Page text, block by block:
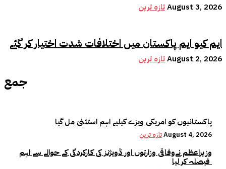
تازہ ترینAugust 3, 2026
ایم کیو ایم پاکستان میں اختلافات شدت اختیار کر گئے
تازہ ترینAugust 2, 2026
جمع
پاکستانیوں کو امریکی ویزے کیلیے اہم استثنیٰ مل گیا
تازہ ترینAugust 4, 2026
وزیراعظم نےوفاقی وزارتوں اور ڈویژنز کی کارکردگی کے حوالے سے اہم